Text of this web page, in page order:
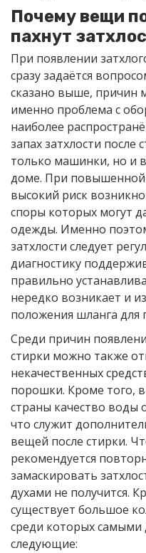
Почему вещи
пахнут
При появлении
сразу задаётся
сказано выше, причин
именно проблема с
наиболее
запах затхлости после
только машинки, но и
доме. При повышенной
высокий риск
споры которых могут
одежды. Именно
затхлости следует
диагностику
правильно
нередко возникает и
положения шланга
Среди причин
стирки можно также
некачественных
порошки. Кроме того,
страны качество воды
что служит
вещей после стирки.
рекомендуется
замаскировать
духами не получится.
существует большое
среди которых самыми
следующие: